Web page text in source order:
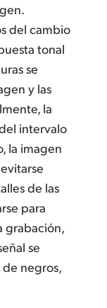
del cambio
tonal
se
y las
la
intervalo
la imagen
de las
para
grabación,
se
negros,